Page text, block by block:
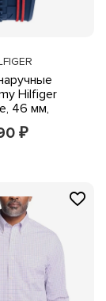
Hilfiger
46 мм,
ремешок,
₽